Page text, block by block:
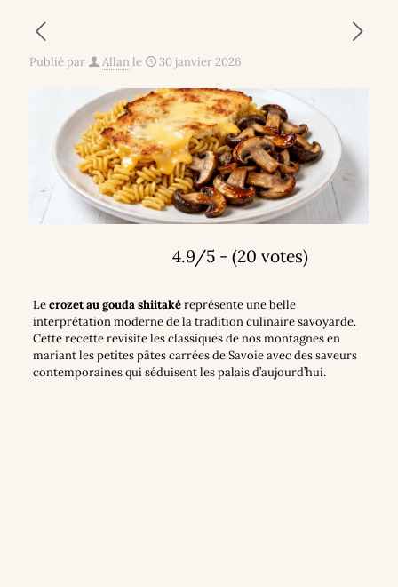
Publié par Allan le 30 janvier 2026
4.9/5 - (20 votes)
Lecrozet au gouda shiitakéreprésente une belle
interprétation moderne de la tradition culinaire savoyarde.
Cette recette revisite les classiques de nos montagnes en
mariant les petites pâtes carrées de Savoie avec des saveurs
contemporaines qui séduisent les palais d’aujourd’hui.